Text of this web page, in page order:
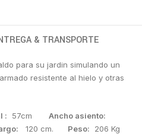
& TRANSPORTE
para su jardin simulando un
resistente al hielo y otras
: 57cmAncho asiento:
120 cm. Peso: 206 Kg